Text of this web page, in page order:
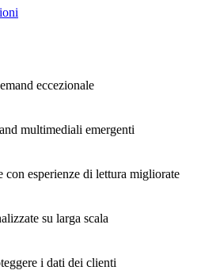
eccezionale
multimediali emergenti
esperienze di lettura migliorate
su larga scala
i dati dei clienti